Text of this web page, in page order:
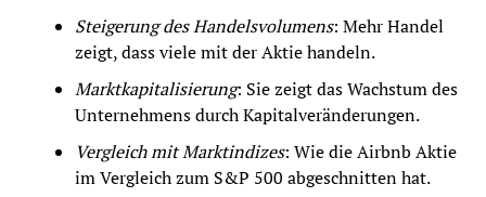
Steigerung des Handelsvolumens: Mehr Handel
zeigt, dass viele mit der Aktie handeln.
Marktkapitalisierung: Sie zeigt das Wachstum des
Unternehmens durch Kapitalveränderungen.
Vergleich mit Marktindizes: Wie die Airbnb Aktie
im Vergleich zum S&P 500 abgeschnitten hat.